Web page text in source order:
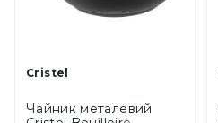
Cristel
Чайник металевий